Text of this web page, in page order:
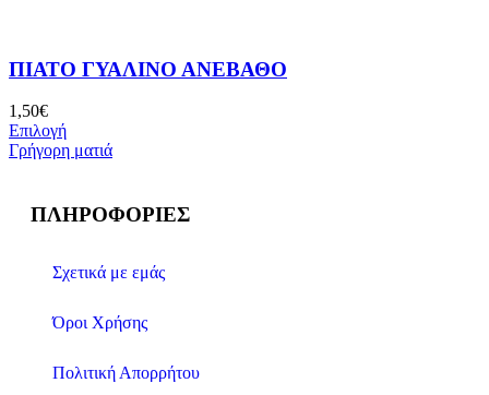
ΠΙΆΤΟ ΓΥΆΛΙΝΟ ΑΝΈΒΑΘΟ
1,50€
Επιλογή
Γρήγορη ματιά
ΠΛΗΡΟΦΟΡΊΕΣ
Σχετικά με εμάς
Όροι Χρήσης
Πολιτική Απορρήτου